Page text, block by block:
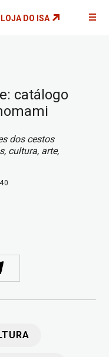
LOJA DO ISA
catálogo
dos cestos
cultura, arte,